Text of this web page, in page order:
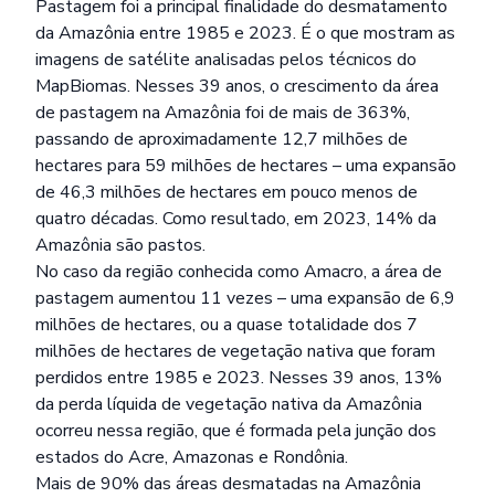
Pastagem foi a principal finalidade do desmatamento
da Amazônia entre 1985 e 2023. É o que mostram as
imagens de satélite analisadas pelos técnicos do
MapBiomas. Nesses 39 anos, o crescimento da área
de pastagem na Amazônia foi de mais de 363%,
passando de aproximadamente 12,7 milhões de
hectares para 59 milhões de hectares – uma expansão
de 46,3 milhões de hectares em pouco menos de
quatro décadas. Como resultado, em 2023, 14% da
Amazônia são pastos.
No caso da região conhecida como Amacro, a área de
pastagem aumentou 11 vezes – uma expansão de 6,9
milhões de hectares, ou a quase totalidade dos 7
milhões de hectares de vegetação nativa que foram
perdidos entre 1985 e 2023. Nesses 39 anos, 13%
da perda líquida de vegetação nativa da Amazônia
ocorreu nessa região, que é formada pela junção dos
estados do Acre, Amazonas e Rondônia.
Mais de 90% das áreas desmatadas na Amazônia